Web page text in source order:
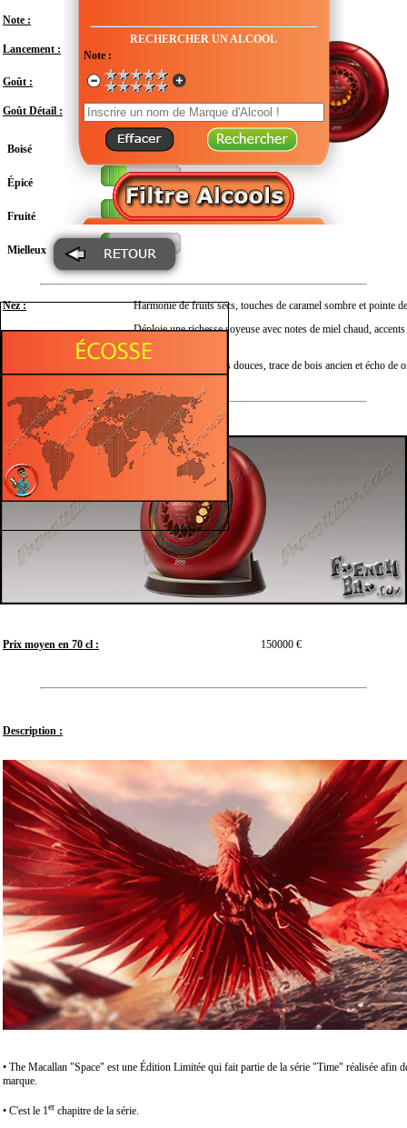
RECHERCHER UN ALCOOL
Note :
Note :
Lancement :
Goût : Modéré
Goût Détail :
Boisé
Épicé
Fruité
Mielleux
Nez : Harmonie de fruits secs, touches de caramel sombre et pointe
Bouche :
Déploie une richesse soyeuse avec notes de miel chaud,
rouges.
Se prolonge sur épices douces, trace de bois ancien et écho de
Prix moyen en 70 cl : 150000 €
Description :
• The Macallan "Space" est une Édition Limitée qui fait partie de la série "Time" réalisée afin
marque.
• C'est le 1er chapitre de la série.